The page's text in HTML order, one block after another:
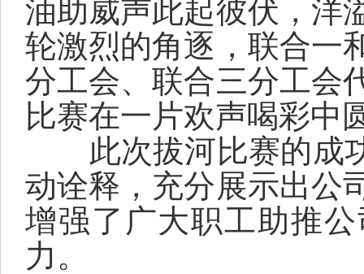
油助威声此起彼伏，洋
轮激烈的角逐， 联合一
分工会、联合三分工会
比赛在一片欢声喝彩中
此次拔河比赛的成
动诠释 ，充分展示出公
增强了 广大职工助推
力。